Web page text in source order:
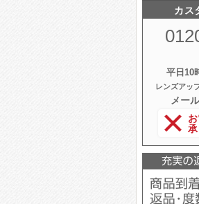
カス
平日10
レンズアッ
メー